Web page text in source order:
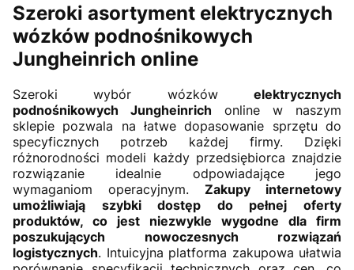
Szeroki asortyment elektrycznych
wózków podnośnikowych
Jungheinrich online
Szeroki wybór wózków elektrycznych
podnośnikowych Jungheinrich online w naszym
sklepie pozwala na łatwe dopasowanie sprzętu do
specyficznych potrzeb każdej firmy. Dzięki
różnorodności modeli każdy przedsiębiorca znajdzie
rozwiązanie idealnie odpowiadające jego
wymaganiom operacyjnym. Zakupy internetowy
umożliwiają szybki dostęp do pełnej oferty
produktów, co jest niezwykle wygodne dla firm
poszukujących nowoczesnych rozwiązań
logistycznych. Intuicyjna platforma zakupowa ułatwia